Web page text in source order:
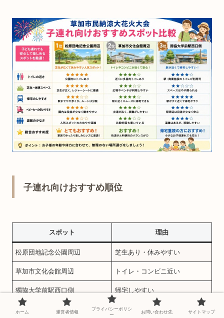
子連れ向けおすすめ順位
スポット 理由
松原団地記念公園周辺 芝生あり・休みやすい
草加市文化会館周辺 トイレ・コンビニ近い
獨協大学前駅西口側 帰宅しやすい
ホーム 運営者情報
プライバシーポリシ
ー
お問い合わせ先 サイトマップ